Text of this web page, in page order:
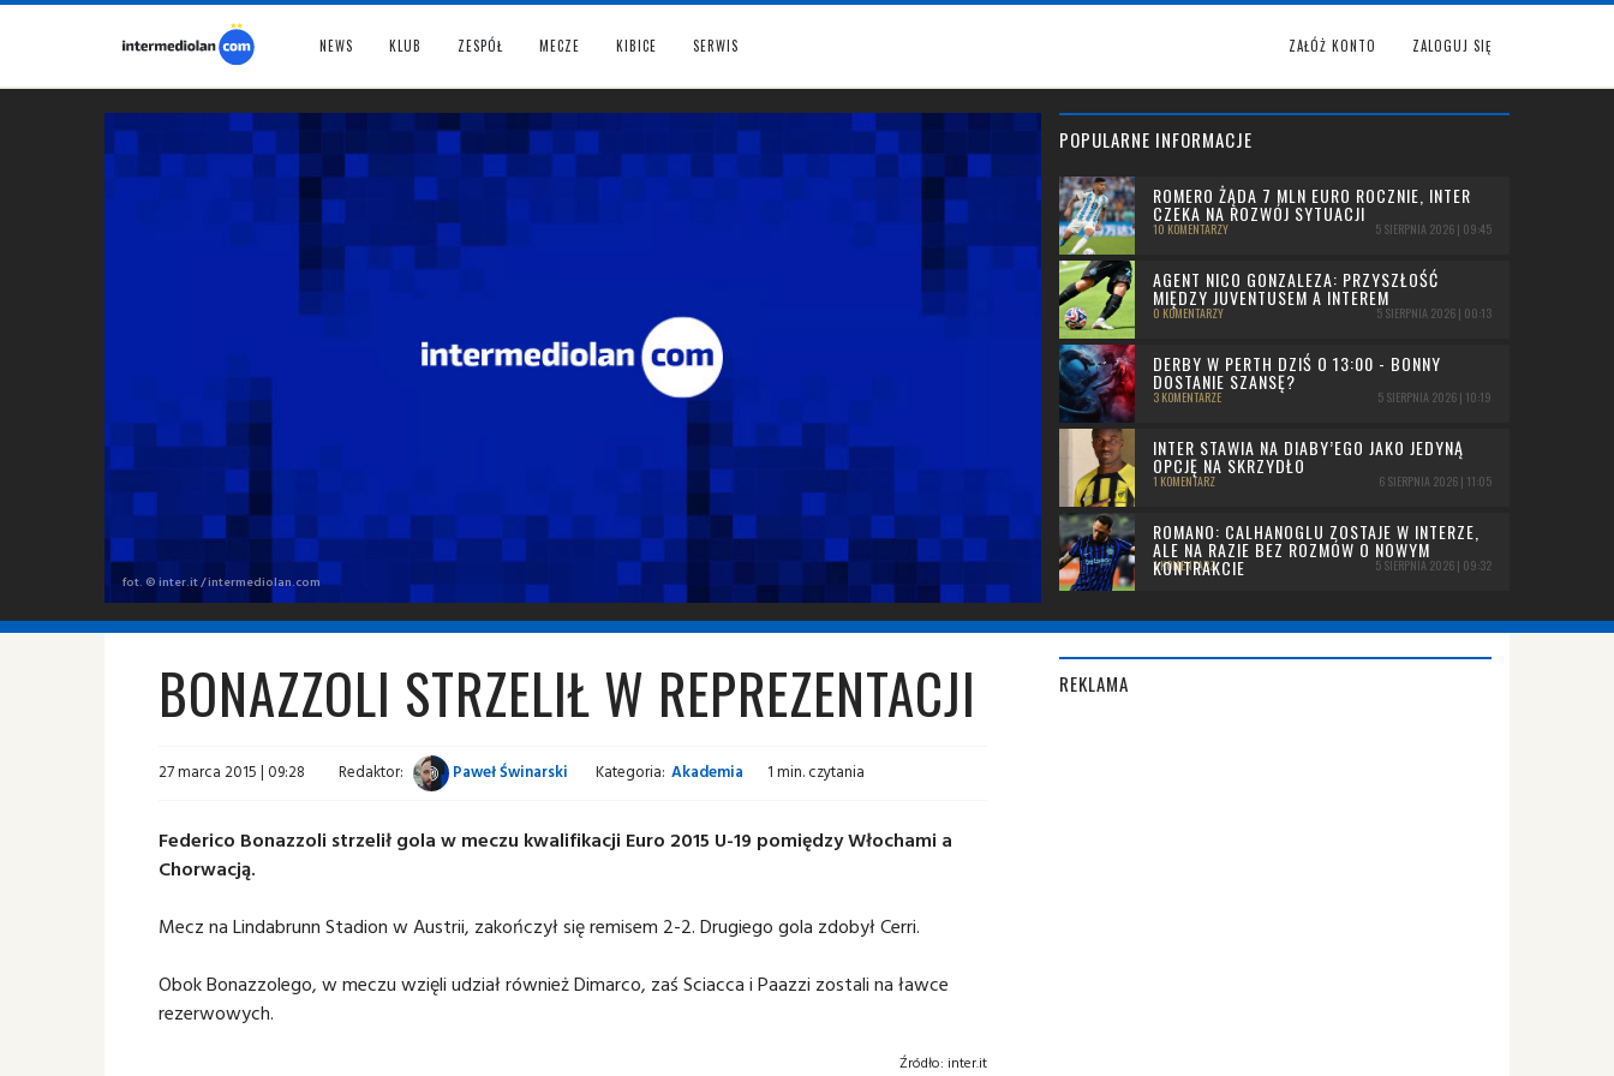
NEWS KLUB ZESPÓŁ MECZE KIBICE SERWIS ZAŁÓŻ KONTO ZALOGUJ SIĘ
fot. © inter.it / intermediolan.com
POPULARNE INFORMACJE
ROMERO ŻĄDA 7 MLN EURO ROCZNIE, INTER
CZEKA NA ROZWÓJ SYTUACJI
10 KOMENTARZY 5 SIERPNIA 2026 | 09:45
AGENT NICO GONZALEZA: PRZYSZŁOŚĆ
MIĘDZY JUVENTUSEM A INTEREM
0 KOMENTARZY 5 SIERPNIA 2026 | 00:13
DERBY W PERTH DZIŚ O 13:00 - BONNY
DOSTANIE SZANSĘ?
3 KOMENTARZE 5 SIERPNIA 2026 | 10:19
INTER STAWIA NA DIABY’EGO JAKO JEDYNĄ
OPCJĘ NA SKRZYDŁO
1 KOMENTARZ 6 SIERPNIA 2026 | 11:05
ROMANO: CALHANOGLU ZOSTAJE W INTERZE,
ALE NA RAZIE BEZ ROZMÓW O NOWYM
KONTRAKCIE
1 KOMENTARZ 5 SIERPNIA 2026 | 09:32
BONAZZOLI STRZELIŁ W REPREZENTACJI
27 marca 2015 | 09:28 Redaktor: Paweł Świnarski Kategoria: Akademia 1 min. czytania
Federico Bonazzoli strzelił gola w meczu kwalifikacji Euro 2015 U-19 pomiędzy Włochami a
Chorwacją.
Mecz na Lindabrunn Stadion w Austrii, zakończył się remisem 2-2. Drugiego gola zdobył Cerri.
Obok Bonazzolego, w meczu wzięli udział również Dimarco, zaś Sciacca i Paazzi zostali na ławce
rezerwowych.
Źródło: inter.it
REKLAMA